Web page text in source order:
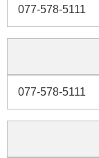
077-578-5111
077-578-5111